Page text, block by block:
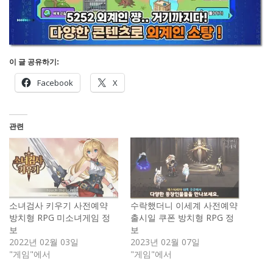
이 글 공유하기:
Facebook X
관련
소녀검사 키우기 사전예약
방치형 RPG 미소녀게임 정
보
2022년 02월 03일
"게임"에서
수락했더니 이세계 사전예약
출시일 쿠폰 방치형 RPG 정
보
2023년 02월 07일
"게임"에서